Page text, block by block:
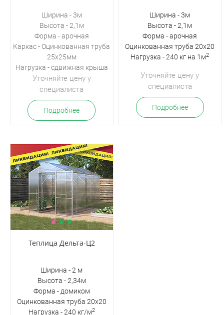
Ширина - 3м
Высота - 2,1м
Форма - арочная
Каркас - Оцинкованная труба
25х25мм
Нагрузка -сдвижная крыша
Уточняйте цену у
специалиста
Подробнее
Ширина - 3м
Высота - 2,1м
Форма - арочная
Оцинкованная труба 20х20
Нагрузка - 240 кг на 1м2
Уточняйте цену у
специалиста
Подробнее
Теплица Дельта-Ц2
Ширина - 2 м
Высота - 2,34м
Форма - домиком
Оцинкованная труба 20х20
Нагрузка - 240 кг/м2